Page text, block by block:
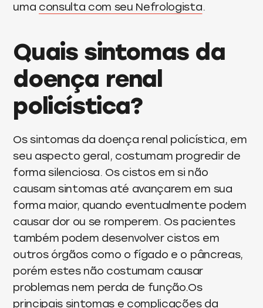
uma consulta com seu Nefrologista.
Quais sintomas da
doença renal
policística?
Os sintomas da doença renal policística, em
seu aspecto geral, costumam progredir de
forma silenciosa. Os cistos em si não
causam sintomas até avançarem em sua
forma maior, quando eventualmente podem
causar dor ou se romperem. Os pacientes
também podem desenvolver cistos em
outros órgãos como o fígado e o pâncreas,
porém estes não costumam causar
problemas nem perda de função.Os
principais sintomas e complicações da